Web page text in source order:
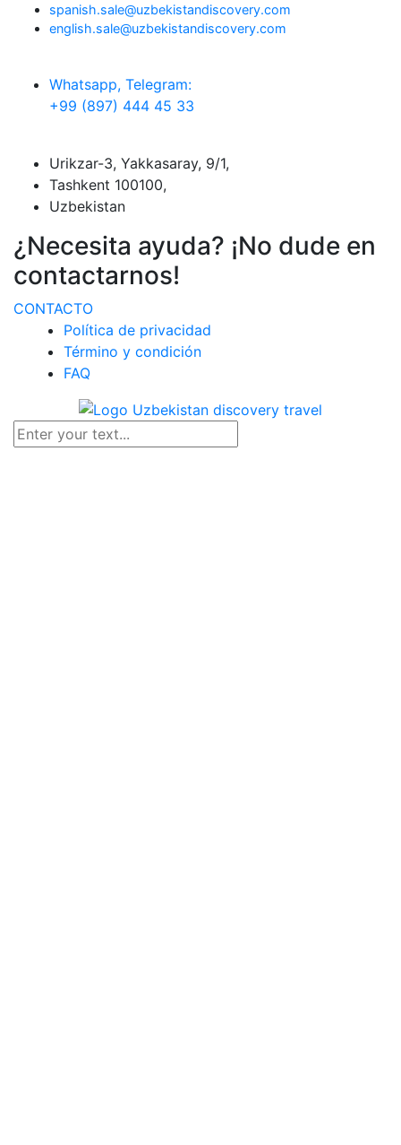
spanish.sale@uzbekistandiscovery.com
english.sale@uzbekistandiscovery.com
Whatsapp, Telegram:
+99 (897) 444 45 33
Urikzar-3, Yakkasaray, 9/1,
Tashkent 100100,
Uzbekistan
¿Necesita ayuda? ¡No dude en
contactarnos!
CONTACTO
Política de privacidad
Término y condición
FAQ